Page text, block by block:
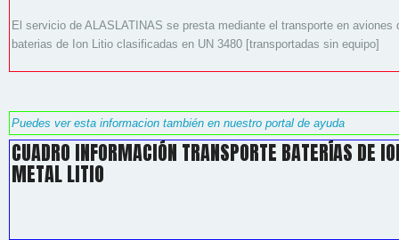
El servicio de ALASLATINAS se presta mediante el transporte en
baterias de Ion Litio clasificadas en UN 3480 [transportadas sin equipo]
Puedes ver esta informacion también en nuestro portal de ayuda
CUADRO INFORMACIÓN TRANSPORTE BATERÍAS DE
METAL LITIO